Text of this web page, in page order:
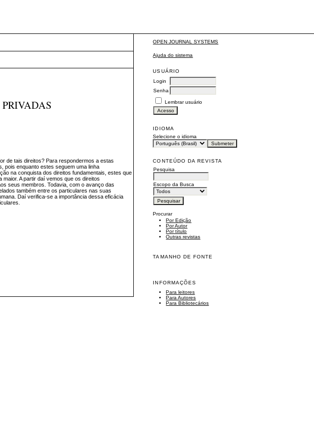
OPEN JOURNAL SYSTEMS
Ajuda do sistema
USUÁRIO
Login
Senha
Lembrar usuário
IDIOMA
Selecione o idioma
CONTEÚDO DA REVISTA
Pesquisa
Escopo da Busca
Procurar
Por Edição
Por Autor
Por título
Outras revistas
TAMANHO DE FONTE
INFORMAÇÕES
Para leitores
Para Autores
Para Bibliotecários
de tais direitos? Para respondermos a estas
pois enquanto estes seguem uma linha
na conquista dos direitos fundamentais, estes que
A partir daí vemos que os direitos
seus membros. Todavia, com o avanço das
também entre os particulares nas suas
Daí verifica-se a importância dessa eficácia